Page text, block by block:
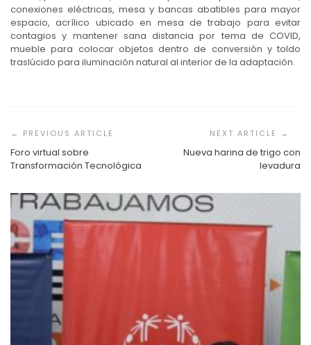
conexiones eléctricas, mesa y bancas abatibles para mayor
espacio, acrílico ubicado en mesa de trabajo para evitar
contagios y mantener sana distancia por tema de COVID,
mueble para colocar objetos dentro de conversión y toldo
traslúcido para iluminación natural al interior de la adaptación.
de
entradas
Foro virtual sobre
Transformación Tecnológica
Nueva harina de trigo con
levadura